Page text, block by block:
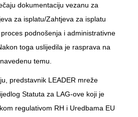
dokumentaciju vezanu za
za isplatu/Zahtjeva za isplatu
podnošenja i administrativne
toga uslijedila je rasprava na
navedenu temu.
predstavnik LEADER mreže
Statuta za LAG-ove koji je
regulativom RH i Uredbama EU